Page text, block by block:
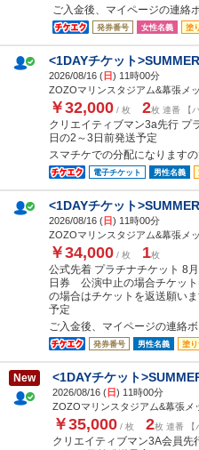
ご入金後、マイページの連絡
発券番号 女性名義 塗
<1DAYチケット
2026/08/16 (日) 11時00分
ZOZOマリンスタジアム&幕張メ
￥32,000 / 枚 2枚 連番 【
クリエイティブマン3a先行 プ
日の2～3日前発送予定
スマチケでの分配になります
電子チケット 男性名義
<1DAYチケット
2026/08/16 (日) 11時00分
ZOZOマリンスタジアム&幕張メ
￥34,000 / 枚 1枚
公式先着 プラチナチケット 8
日券 公演中止の場合チケッ
の場合はチケットを返送願い
予定
ご入金後、マイページの連絡
発券番号 男性名義 塗
New <1DAYチケット
2026/08/16 (日) 11時00分
ZOZOマリンスタジアム&幕張メ
￥35,000 / 枚 2枚 連番 【
クリエイティブマン3A会員先